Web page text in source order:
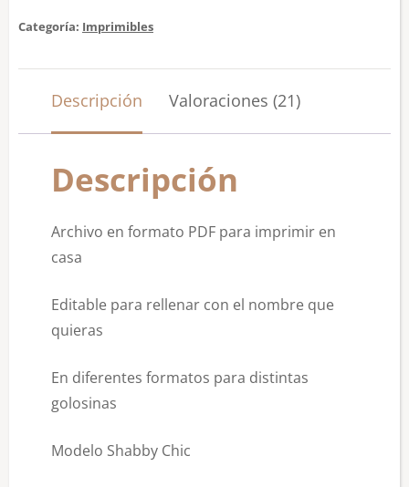
Categoría: Imprimibles
Descripción Valoraciones (21)
Descripción
Archivo en formato PDF para imprimir en
casa
Editable para rellenar con el nombre que
quieras
En diferentes formatos para distintas
golosinas
Modelo Shabby Chic